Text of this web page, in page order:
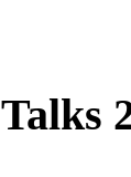
Talks